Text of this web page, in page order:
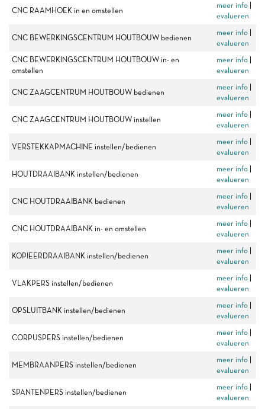
CNC RAAMHOEK in en omstellen
meer info
evalueren
CNC BEWERKINGSCENTRUM HOUTBOUW bedienen
meer info
evalueren
CNC BEWERKINGSCENTRUM HOUTBOUW in- en
omstellen
meer info
evalueren
CNC ZAAGCENTRUM HOUTBOUW bedienen
meer info
evalueren
CNC ZAAGCENTRUM HOUTBOUW instellen
meer info
evalueren
VERSTEKKAPMACHINE instellen/bedienen
meer info
evalueren
HOUTDRAAIBANK instellen/bedienen
meer info
evalueren
CNC HOUTDRAAIBANK bedienen
meer info
evalueren
CNC HOUTDRAAIBANK in- en omstellen
meer info
evalueren
KOPIEERDRAAIBANK instellen/bedienen
meer info
evalueren
VLAKPERS instellen/bedienen
meer info
evalueren
OPSLUITBANK instellen/bedienen
meer info
evalueren
CORPUSPERS instellen/bedienen
meer info
evalueren
MEMBRAANPERS instellen/bedienen
meer info
evalueren
SPANTENPERS instellen/bedienen
meer info
evalueren